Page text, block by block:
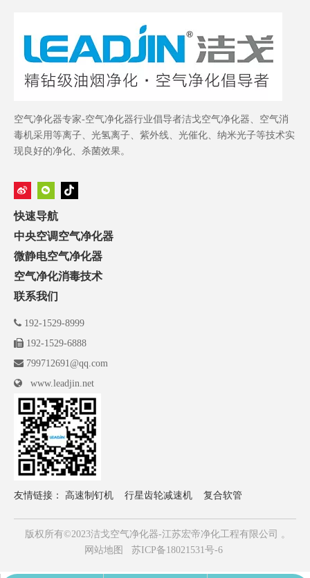
空气净化器专家-空气净化器行业倡导者洁戈空气净化器、空气消
毒机采用等离子、光氢离子、紫外线、光催化、纳米光子等技术实
现良好的净化、杀菌效果。
快速导航
中央空调空气净化器
微静电空气净化器
空气净化消毒技术
联系我们
 192-1529-8999
 192-1529-6888
 799712691@qq.com
 www.leadjin.net
友情链接： 高速制钉机 行星齿轮减速机 复合软管
版权所有©2023洁戈空气净化器-江苏宏帝净化工程有限公司 。
网站地图
苏ICP备18021531号-6